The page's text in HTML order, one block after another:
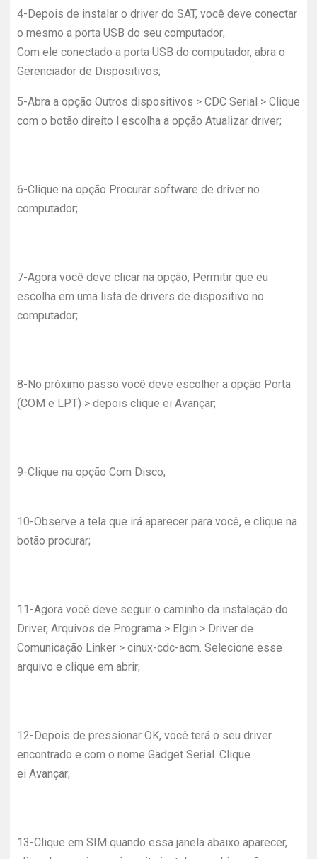
4-Depois de instalar o driver do SAT, você deve conectar
o mesmo a porta USB do seu computador;
Com ele conectado a porta USB do computador, abra o
Gerenciador de Dispositivos;
5-Abra a opção Outros dispositivos > CDC Serial > Clique
com o botão direito l escolha a opção Atualizar driver;
6-Clique na opção Procurar software de driver no
computador;
7-Agora você deve clicar na opção, Permitir que eu
escolha em uma lista de drivers de dispositivo no
computador;
8-No próximo passo você deve escolher a opção Porta
(COM e LPT) > depois clique ei Avançar;
9-Clique na opção Com Disco;
10-Observe a tela que irá aparecer para você, e clique na
botão procurar;
11-Agora você deve seguir o caminho da instalação do
Driver, Arquivos de Programa > Elgin > Driver de
Comunicação Linker > cinux-cdc-acm. Selecione esse
arquivo e clique em abrir;
12-Depois de pressionar OK, você terá o seu driver
encontrado e com o nome Gadget Serial. Clique
ei Avançar;
13-Clique em SIM quando essa janela abaixo aparecer,